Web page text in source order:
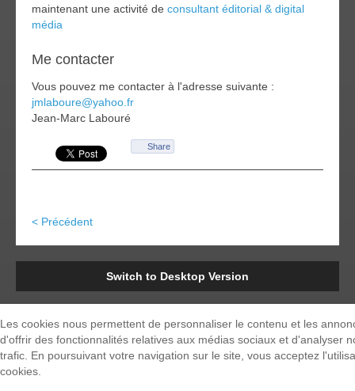
maintenant une activité de consultant éditorial & digital
média
Me contacter
Vous pouvez me contacter à l'adresse suivante :
jmlaboure@yahoo.fr
Jean-Marc Labouré
Share
< Précédent
Switch to Desktop Version
Les cookies nous permettent de personnaliser le contenu et les
d'offrir des fonctionnalités relatives aux médias sociaux et d'analyser
trafic. En poursuivant votre navigation sur le site, vous acceptez
cookies.